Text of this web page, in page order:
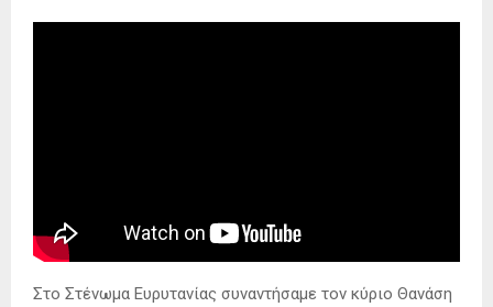
Στο Στένωμα Ευρυτανίας συναντήσαμε τον κύριο Θανάση